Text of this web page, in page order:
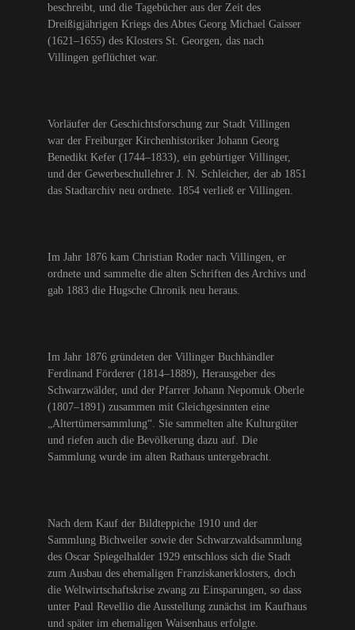
beschreibt, und die Tagebücher aus der Zeit des
Dreißigjährigen Kriegs des Abtes Georg Michael Gaisser
(1621–1655) des Klosters St. Georgen, das nach
Villingen geflüchtet war.
Vorläufer der Geschichtsforschung zur Stadt Villingen
war der Freiburger Kirchenhistoriker Johann Georg
Benedikt Kefer (1744–1833), ein gebürtiger Villinger,
und der Gewerbeschullehrer J. N. Schleicher, der ab 1851
das Stadtarchiv neu ordnete. 1854 verließ er Villingen.
Im Jahr 1876 kam Christian Roder nach Villingen, er
ordnete und sammelte die alten Schriften des Archivs und
gab 1883 die Hugsche Chronik neu heraus.
Im Jahr 1876 gründeten der Villinger Buchhändler
Ferdinand Förderer (1814–1889), Herausgeber des
Schwarzwälder, und der Pfarrer Johann Nepomuk Oberle
(1807–1891) zusammen mit Gleichgesinnten eine
„Altertümersammlung“. Sie sammelten alte Kulturgüter
und riefen auch die Bevölkerung dazu auf. Die
Sammlung wurde im alten Rathaus untergebracht.
Nach dem Kauf der Bildteppiche 1910 und der
Sammlung Bichweiler sowie der Schwarzwaldsammlung
des Oscar Spiegelhalder 1929 entschloss sich die Stadt
zum Ausbau des ehemaligen Franziskanerklosters, doch
die Weltwirtschaftskrise zwang zu Einsparungen, so dass
unter Paul Revellio die Ausstellung zunächst im Kaufhaus
und später im ehemaligen Waisenhaus erfolgte.